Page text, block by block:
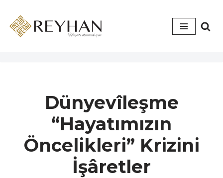
İçeriğe
Dünyevîleşme
“Hayatımızın
Öncelikleri” Krizini
İşâretler